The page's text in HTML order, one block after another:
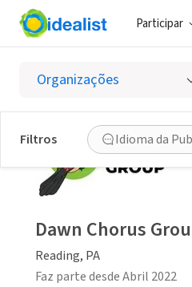
Participar
Filtros Idioma da
Dawn Chorus
Reading, PA
Faz parte desde Abril 2022